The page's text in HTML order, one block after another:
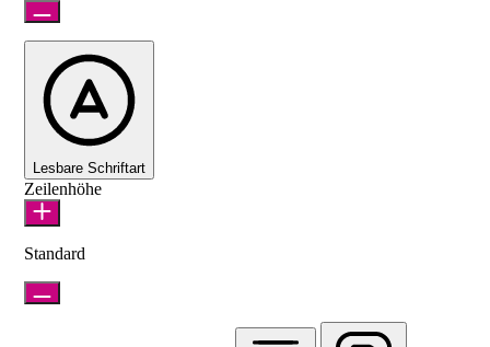
Lesbare Schriftart
Zeilenhöhe
Standard